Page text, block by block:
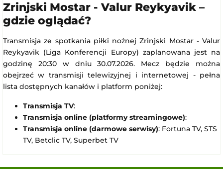
Zrinjski Mostar - Valur Reykyavik –
gdzie oglądać?
Transmisja ze spotkania piłki nożnej Zrinjski Mostar - Valur
Reykyavik (Liga Konferencji Europy) zaplanowana jest na
godzinę 20:30 w dniu 30.07.2026. Mecz będzie można
obejrzeć w transmisji telewizyjnej i internetowej - pełna
lista dostępnych kanałów i platform poniżej:
Transmisja TV:
Transmisja online (platformy streamingowe):
Transmisja online (darmowe serwisy): Fortuna TV, STS
TV, Betclic TV, Superbet TV